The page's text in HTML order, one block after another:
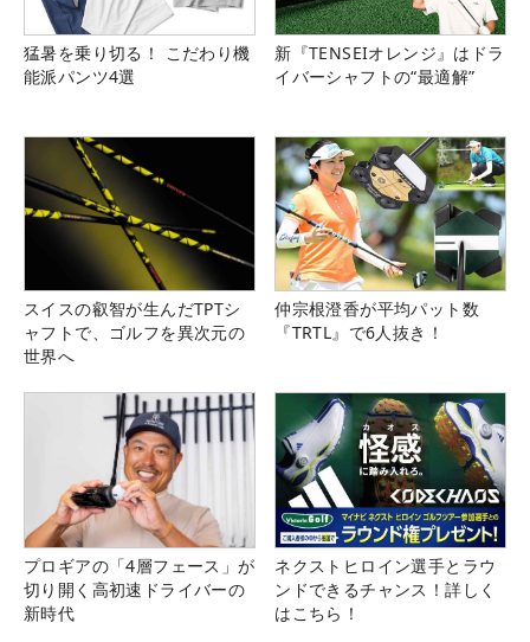
猛暑を乗り切る！ こだわり機
能派パンツ4選
新『TENSEIオレンジ』はドラ
イバーシャフトの“最適解”
スイスの叡智が生んだTPTシ
ャフトで、ゴルフを異次元の
世界へ
仲宗根澄香が平均パット数
『TRTL』で6人抜き！
プロギアの「4層フェース」が
切り開く高初速ドライバーの
新時代
ネクストヒロイン選手とラウ
ンドできるチャンス！詳しく
はこちら！